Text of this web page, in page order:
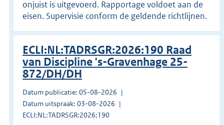
onjuist is uitgevoerd. Rapportage voldoet aan de
eisen. Supervisie conform de geldende richtlijnen.
ECLI:NL:TADRSGR:2026:190 Raad
van Discipline 's-Gravenhage 25-
872/DH/DH
Datum publicatie: 05-08-2026
Datum uitspraak: 03-08-2026
ECLI:NL:TADRSGR:2026:190